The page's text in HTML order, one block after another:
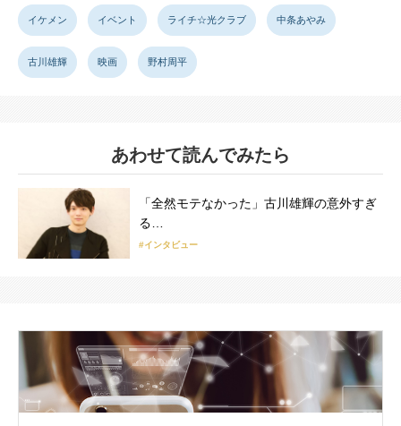
イケメン イベント ライチ☆光クラブ 中条あやみ
古川雄輝 映画 野村周平
あわせて読んでみたら
「全然モテなかった」古川雄輝の意外すぎ
る…
#インタビュー